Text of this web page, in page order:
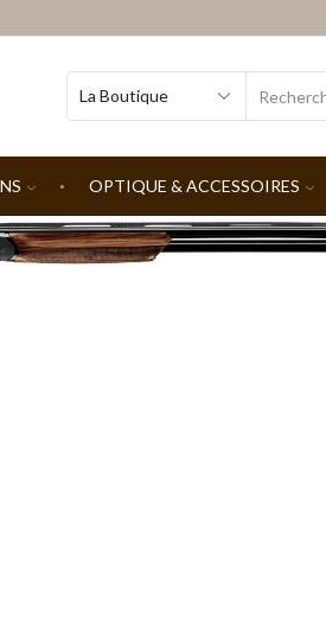
OPTIQUE & ACCESSOIRES